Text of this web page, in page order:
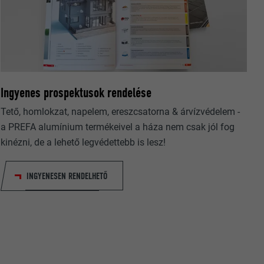
Ingyenes prospektusok rendelése
Tető, homlokzat, napelem, ereszcsatorna & árvízvédelem -
a PREFA alumínium termékeivel a háza nem csak jól fog
kinézni, de a lehető legvédettebb is lesz!
INGYENESEN RENDELHETŐ